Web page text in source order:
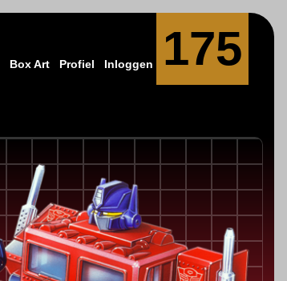
Box Art Profiel Inloggen 175